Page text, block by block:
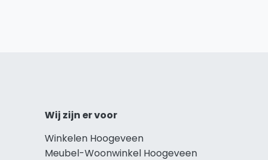
Wij zijn er voor
Winkelen Hoogeveen
Meubel-Woonwinkel Hoogeveen